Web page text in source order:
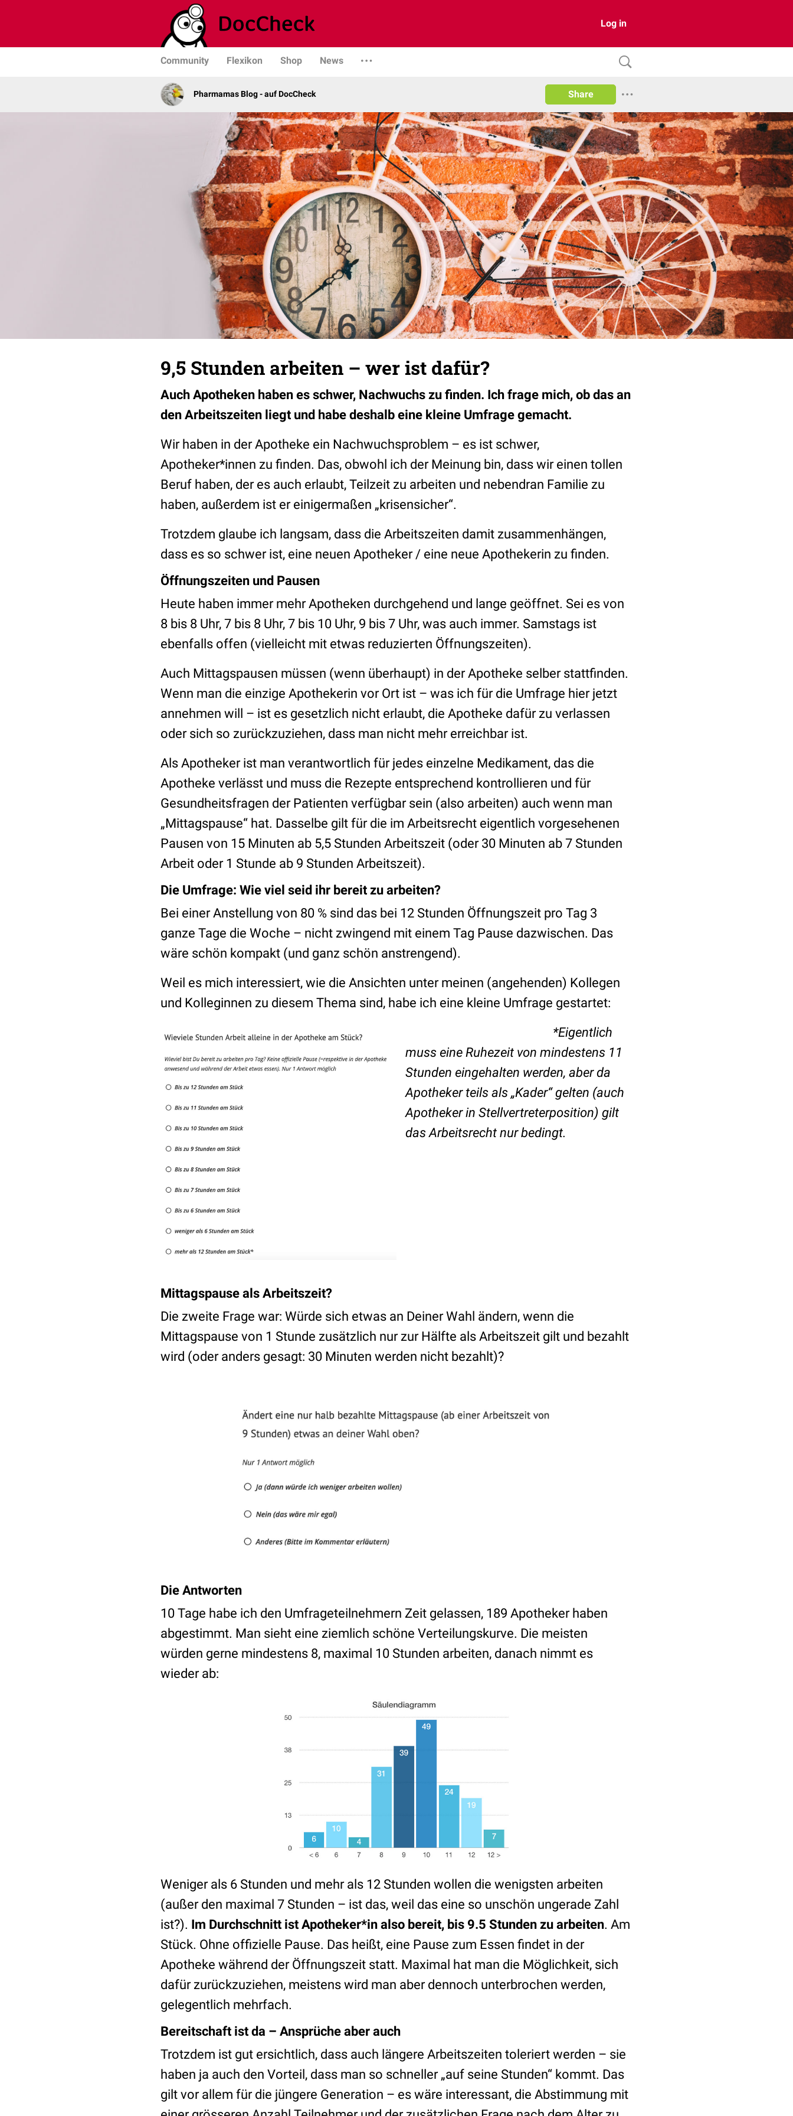
Log in
Community Flexikon Shop News
Pharmamas Blog - auf DocCheck Share
9,5 Stunden arbeiten – wer ist dafür?
Auch Apotheken haben es schwer, Nachwuchs zu finden. Ich frage mich, ob das an
den Arbeitszeiten liegt und habe deshalb eine kleine Umfrage gemacht.
Wir haben in der Apotheke ein Nachwuchsproblem – es ist schwer,
Apotheker*innen zu finden. Das, obwohl ich der Meinung bin, dass wir einen tollen
Beruf haben, der es auch erlaubt, Teilzeit zu arbeiten und nebendran Familie zu
haben, außerdem ist er einigermaßen „krisensicher“.
Trotzdem glaube ich langsam, dass die Arbeitszeiten damit zusammenhängen,
dass es so schwer ist, eine neuen Apotheker / eine neue Apothekerin zu finden.
Öffnungszeiten und Pausen
Heute haben immer mehr Apotheken durchgehend und lange geöffnet. Sei es von
8 bis 8 Uhr, 7 bis 8 Uhr, 7 bis 10 Uhr, 9 bis 7 Uhr, was auch immer. Samstags ist
ebenfalls offen (vielleicht mit etwas reduzierten Öffnungszeiten).
Auch Mittagspausen müssen (wenn überhaupt) in der Apotheke selber stattfinden.
Wenn man die einzige Apothekerin vor Ort ist – was ich für die Umfrage hier jetzt
annehmen will – ist es gesetzlich nicht erlaubt, die Apotheke dafür zu verlassen
oder sich so zurückzuziehen, dass man nicht mehr erreichbar ist.
Als Apotheker ist man verantwortlich für jedes einzelne Medikament, das die
Apotheke verlässt und muss die Rezepte entsprechend kontrollieren und für
Gesundheitsfragen der Patienten verfügbar sein (also arbeiten) auch wenn man
„Mittagspause“ hat. Dasselbe gilt für die im Arbeitsrecht eigentlich vorgesehenen
Pausen von 15 Minuten ab 5,5 Stunden Arbeitszeit (oder 30 Minuten ab 7 Stunden
Arbeit oder 1 Stunde ab 9 Stunden Arbeitszeit).
Die Umfrage: Wie viel seid ihr bereit zu arbeiten?
Bei einer Anstellung von 80 % sind das bei 12 Stunden Öffnungszeit pro Tag 3
ganze Tage die Woche – nicht zwingend mit einem Tag Pause dazwischen. Das
wäre schön kompakt (und ganz schön anstrengend).
Weil es mich interessiert, wie die Ansichten unter meinen (angehenden) Kollegen
und Kolleginnen zu diesem Thema sind, habe ich eine kleine Umfrage gestartet:
*Eigentlich
muss eine Ruhezeit von mindestens 11
Stunden eingehalten werden, aber da
Apotheker teils als „Kader“ gelten (auch
Apotheker in Stellvertreterposition) gilt
das Arbeitsrecht nur bedingt.
Mittagspause als Arbeitszeit?
Die zweite Frage war: Würde sich etwas an Deiner Wahl ändern, wenn die
Mittagspause von 1 Stunde zusätzlich nur zur Hälfte als Arbeitszeit gilt und bezahlt
wird (oder anders gesagt: 30 Minuten werden nicht bezahlt)?
Die Antworten
10 Tage habe ich den Umfrageteilnehmern Zeit gelassen, 189 Apotheker haben
abgestimmt. Man sieht eine ziemlich schöne Verteilungskurve. Die meisten
würden gerne mindestens 8, maximal 10 Stunden arbeiten, danach nimmt es
wieder ab:
Weniger als 6 Stunden und mehr als 12 Stunden wollen die wenigsten arbeiten
(außer den maximal 7 Stunden – ist das, weil das eine so unschön ungerade Zahl
ist?). Im Durchschnitt ist Apotheker*in also bereit, bis 9.5 Stunden zu arbeiten. Am
Stück. Ohne offizielle Pause. Das heißt, eine Pause zum Essen findet in der
Apotheke während der Öffnungszeit statt. Maximal hat man die Möglichkeit, sich
dafür zurückzuziehen, meistens wird man aber dennoch unterbrochen werden,
gelegentlich mehrfach.
Bereitschaft ist da – Ansprüche aber auch
Trotzdem ist gut ersichtlich, dass auch längere Arbeitszeiten toleriert werden – sie
haben ja auch den Vorteil, dass man so schneller „auf seine Stunden“ kommt. Das
gilt vor allem für die jüngere Generation – es wäre interessant, die Abstimmung mit